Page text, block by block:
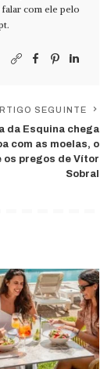
com ele pelo
.
SEGUINTE
da Esquina chega
com as moelas, o
os pregos de Vítor
Sobral